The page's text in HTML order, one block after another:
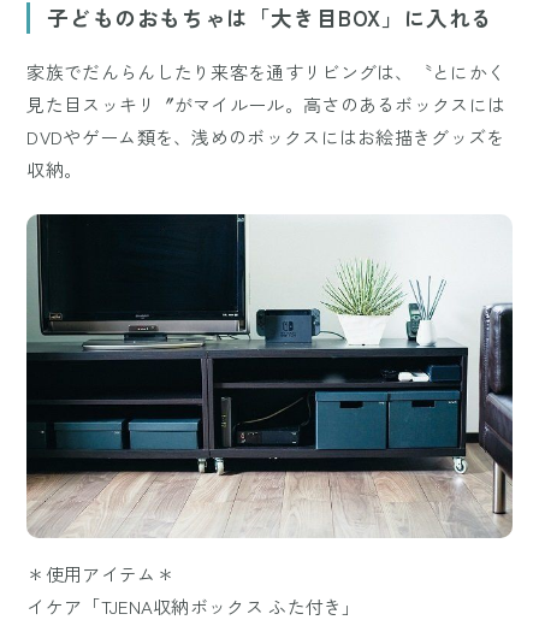
子どものおもちゃは「大き目BOX」に入れる
家族でだんらんしたり来客を通すリビングは、〝とにかく
見た目スッキリ〞がマイルール。高さのあるボックスには
DVDやゲーム類を、浅めのボックスにはお絵描きグッズを
収納。
＊使用アイテム＊
イケア「TJENA収納ボックス ふた付き」